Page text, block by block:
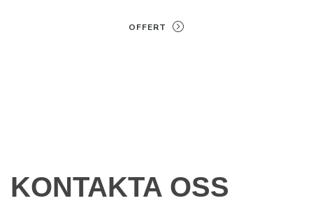
OFFERT
KONTAKTA
OSS
KONTAKTA OSS